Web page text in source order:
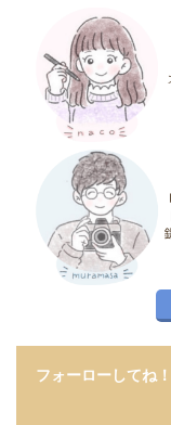
フォーローしてね！